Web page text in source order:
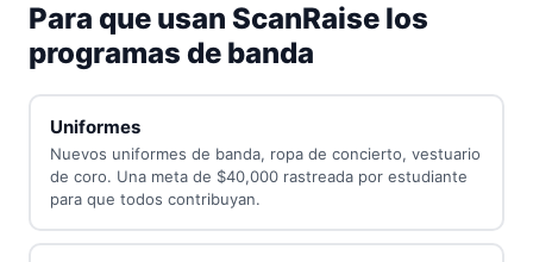
Para que usan ScanRaise los
programas de banda
Uniformes
Nuevos uniformes de banda, ropa de concierto, vestuario
de coro. Una meta de $40,000 rastreada por estudiante
para que todos contribuyan.